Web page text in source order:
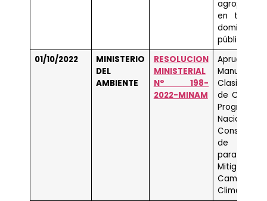
en tierras
dominio
público.
01/10/2022
MINISTERIO
DEL
AMBIENTE
RESOLUCION
MINISTERIAL
N° 198-
2022-MINAM
Manual
Clasificador
de Cargos
Programa
Nacional
de
para
Mitigación
Cambio
Climático.